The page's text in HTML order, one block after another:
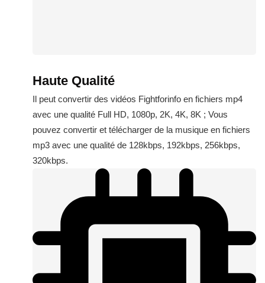
Haute Qualité
Il peut convertir des vidéos Fightforinfo en fichiers mp4
avec une qualité Full HD, 1080p, 2K, 4K, 8K ; Vous
pouvez convertir et télécharger de la musique en fichiers
mp3 avec une qualité de 128kbps, 192kbps, 256kbps,
320kbps.